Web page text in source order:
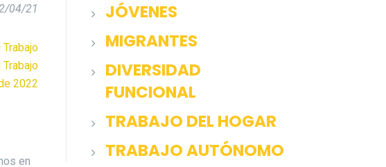
04/21
2022
en
JÓVENES
MIGRANTES
DIVERSIDAD
FUNCIONAL
TRABAJO DEL HOGAR
TRABAJO AUTÓNOMO